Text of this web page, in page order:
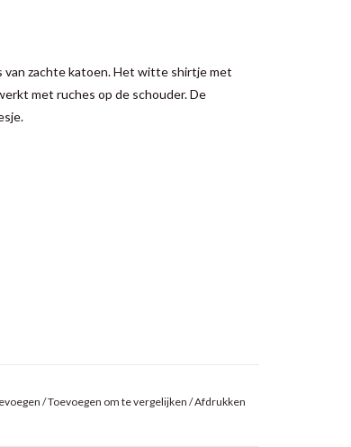
van zachte katoen. Het witte shirtje met
met ruches op de schouder. De
/Toevoegen om te vergelijken /Afdrukken